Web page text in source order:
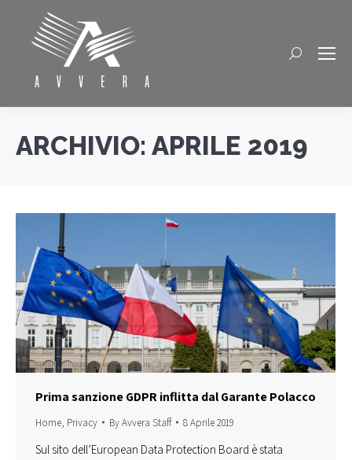
Cerca
ARCHIVIO: APRILE 2019
Prima sanzione GDPR inflitta dal Garante Polacco
Home, Privacy ByAvvera Staff 8 Aprile 2019
Sul sito dell’European Data Protection Board è stata